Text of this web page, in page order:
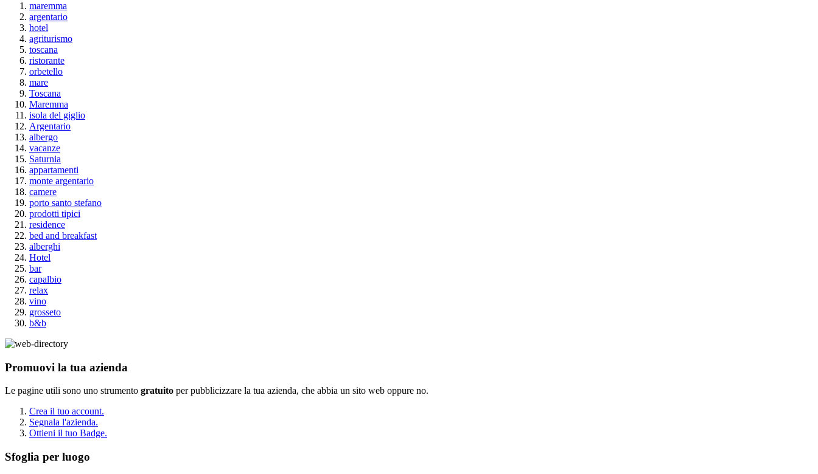
maremma
argentario
hotel
agriturismo
toscana
ristorante
orbetello
mare
Toscana
Maremma
isola del giglio
Argentario
albergo
vacanze
Saturnia
appartamenti
monte argentario
camere
porto santo stefano
prodotti tipici
residence
bed and breakfast
alberghi
Hotel
bar
capalbio
relax
vino
grosseto
b&b
Promuovi la tua azienda
Le pagine utili sono uno strumento gratuito per pubblicizzare la tua azienda, che abbia un sito web oppure no.
Crea il tuo account.
Segnala l'azienda.
Ottieni il tuo Badge.
Sfoglia per luogo